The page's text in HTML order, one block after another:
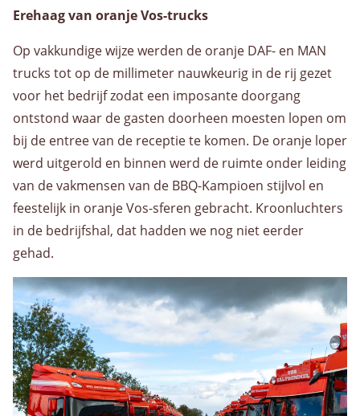
Historie
Organisatie
Kwaliteit
Privacybeleid
Nieuws
Contact
Contactpersonen
Erehaag van oranje Vos-trucks
Op vakkundige wijze werden de oranje DAF- en MAN
trucks tot op de millimeter nauwkeurig in de rij gezet
voor het bedrijf zodat een imposante doorgang
ontstond waar de gasten doorheen moesten lopen om
bij de entree van de receptie te komen. De oranje loper
werd uitgerold en binnen werd de ruimte onder leiding
van de vakmensen van de BBQ-Kampioen stijlvol en
feestelijk in oranje Vos-sferen gebracht. Kroonluchters
in de bedrijfshal, dat hadden we nog niet eerder
gehad.